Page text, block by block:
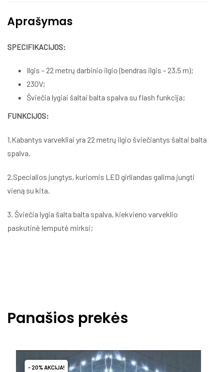
Aprašymas
SPECIFIKACIJOS:
Ilgis – 22 metrų darbinio ilgio (bendras ilgis – 23,5 m);
230V;
Šviečia lygiai šaltai balta spalva su flash funkcija;
FUNKCIJOS:
1.Kabantys varvekliai yra 22 metrų ilgio šviečiantys šaltai balta
spalva.
2.Specialios jungtys, kuriomis LED girliandas galima jungti
vieną su kita.
3. Šviečia lygia šalta balta spalva, kiekvieno varveklio
paskutinė lemputė mirksi;
Panašios prekės
- 20% AKCIJA!